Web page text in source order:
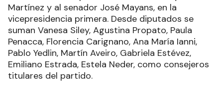
Martínez y al senador José Mayans, en la
vicepresidencia primera. Desde diputados se
suman Vanesa Siley, Agustina Propato, Paula
Penacca, Florencia Carignano, Ana María Ianni,
Pablo Yedlin, Martín Aveiro, Gabriela Estévez,
Emiliano Estrada, Estela Neder, como consejeros
titulares del partido.